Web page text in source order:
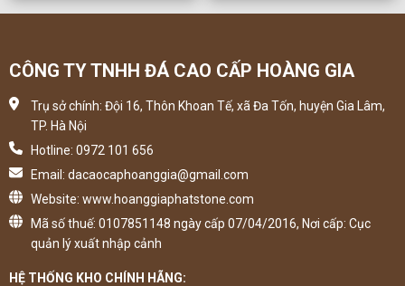
CÔNG TY TNHH ĐÁ CAO CẤP HOÀNG GIA
Trụ sở chính: Đội 16, Thôn Khoan Tế, xã Đa Tốn, huyện Gia Lâm,
TP. Hà Nội
Hotline: 0972 101 656
Email: dacaocaphoanggia@gmail.com
Website: www.hoanggiaphatstone.com
Mã số thuế: 0107851148 ngày cấp 07/04/2016, Nơi cấp: Cục
quản lý xuất nhập cảnh
HỆ THỐNG KHO CHÍNH HÃNG: